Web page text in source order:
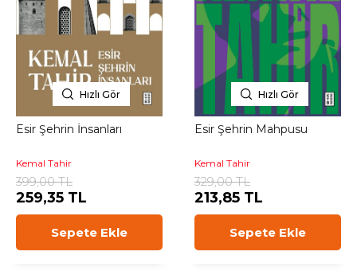
Hızlı Gör
Esir Şehrin İnsanları
Kemal Tahir
399,00 TL
259,35 TL
Sepete Ekle
Hızlı Gör
Esir Şehrin Mahpusu
Kemal Tahir
329,00 TL
213,85 TL
Sepete Ekle